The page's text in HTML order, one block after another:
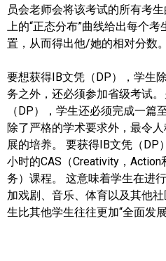
加拿大社会保险系统
定居安大略省
安大略省免费医疗保险
加拿大的福利制度
吃货眼中的加拿大地图
员会老师会将该考试的所有考
上的“正态分布”曲线给出每个
置，从而得出他/她的相对分数。
要想获得IB文凭（DP），学生
务之外，还必须参加省级考试
（DP），学生还必须完成一篇
除了严格的学术要求外，最令
展的培养。 要获得IB文凭（DP
小时的CAS（Creativity，
务）课程。 这意味着学生在进
加戏剧、音乐、体育以及其他
生比其他学生往往更加“全面发展